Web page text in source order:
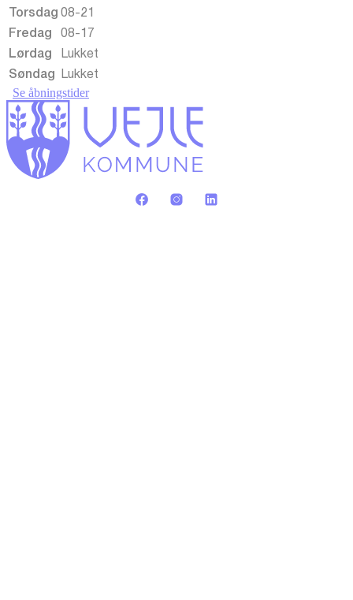
Torsdag 08-21
Fredag
08-17
Lørdag
Lukket
Søndag
Lukket
Se åbningstider